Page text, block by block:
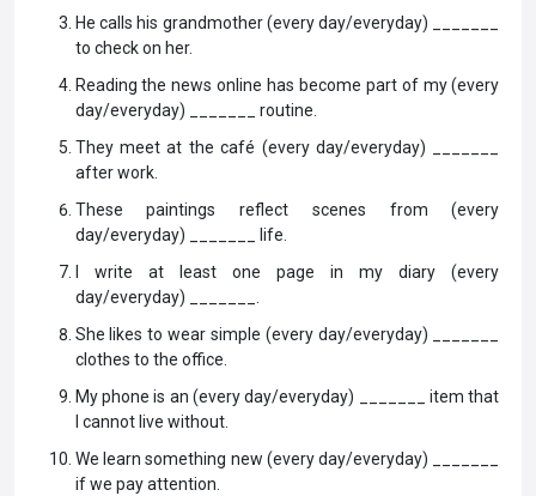
He calls his grandmother (every day/everyday) _______
to check on her.
Reading the news online has become part of my (every
day/everyday) _______ routine.
They meet at the café (every day/everyday) _______
after work.
These paintings reflect scenes from (every
day/everyday) _______ life.
I write at least one page in my diary (every
day/everyday) _______.
She likes to wear simple (every day/everyday) _______
clothes to the office.
My phone is an (every day/everyday) _______ item that
I cannot live without.
We learn something new (every day/everyday) _______
if we pay attention.